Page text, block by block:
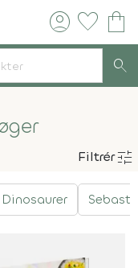
account_circle favorite shopping_bag
search
Filtrértune
Dinosaurer